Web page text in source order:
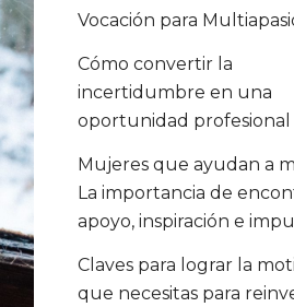
Vocación para
Cómo convertir la
incertidumbre en una
oportunidad profesional
Mujeres que ayudan a
La importancia de
apoyo, inspiración e
Claves para lograr la
que necesitas para